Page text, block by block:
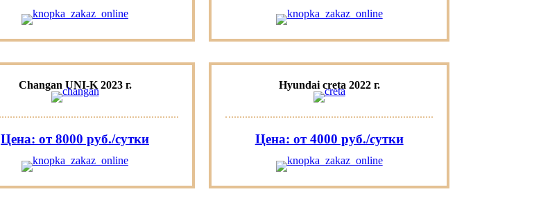
Changan UNI-K 2023 г.
Цена: от 8000 руб./сутки
Hyundai creta 2022 г.
Цена: от 4000 руб./сутки